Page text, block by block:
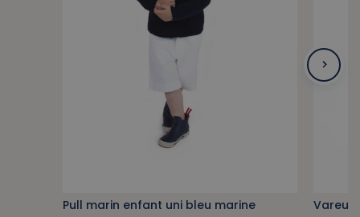
Pull marin enfant uni bleu marine